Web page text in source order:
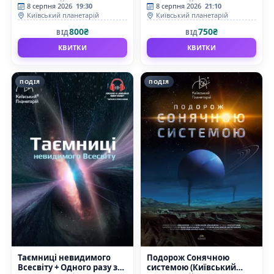
планетарій)
8 серпня 2026 19:30
Київський планетарій
ВІД800₴
КВИТКИ
планетарій)
8 серпня 2026 21:10
Київський планетарій
ВІД750₴
КВИТКИ
ПОДІЯ
Таємниці невидимого
Всесвіту + Одного разу за
ПОДІЯ
Подорож Сонячною
системою (Київський